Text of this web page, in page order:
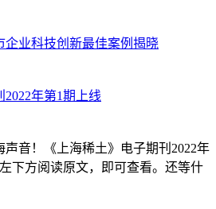
企业科技创新最佳案例揭晓
年第1期上线
音！《上海稀土》电子期刊2022年
下方阅读原文，即可查看。还等什